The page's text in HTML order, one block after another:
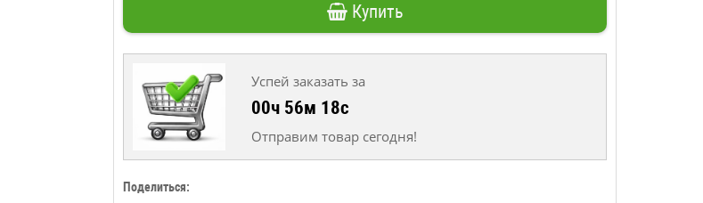
Купить
Успей заказать за
00ч 56м 18с
Отправим товар сегодня!
Поделиться: